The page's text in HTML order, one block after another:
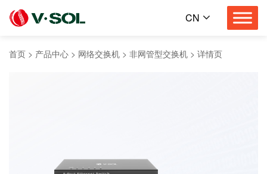
CN
首页 > 产品中心 > 网络交换机 > 非网管型交换机 > 详情页